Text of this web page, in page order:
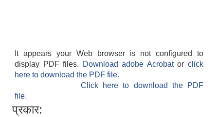
It appears your Web browser is not configured to
display PDF files.
Download adobe Acrobatorclick
here to download the PDF file.
Click here to download the PDF
file.
प्रकार: